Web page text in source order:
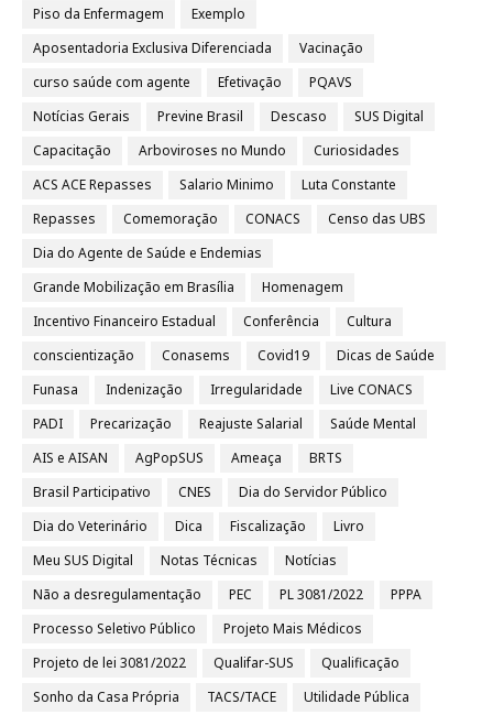
Piso da Enfermagem
Exemplo
Aposentadoria Exclusiva Diferenciada
Vacinação
curso saúde com agente
Efetivação
PQAVS
Notícias Gerais
Previne Brasil Descaso
SUS Digital
Capacitação
Arboviroses no Mundo
Curiosidades
ACS ACE Repasses
Salario Minimo
Luta Constante
Repasses
Comemoração CONACS
Censo das UBS
Dia do Agente de Saúde e Endemias
Grande Mobilização em Brasília
Homenagem
Incentivo Financeiro Estadual
Conferência
Cultura
conscientização
Conasems Covid19
Dicas de Saúde
Funasa
Indenização Irregularidade
Live CONACS
PADI
Precarização Reajuste Salarial
Saúde Mental
AIS e AISAN
AgPopSUS Ameaça
BRTS
Brasil Participativo
CNES
Dia do Servidor Público
Dia do Veterinário
Dica Fiscalização
Livro
Meu SUS Digital
Notas Técnicas
Notícias
Não a desregulamentação
PEC PL 3081/2022
PPPA
Processo Seletivo Público
Projeto Mais Médicos
Projeto de lei 3081/2022
Qualifar-SUS
Qualificação
Sonho da Casa Própria
TACS/TACE Utilidade Pública